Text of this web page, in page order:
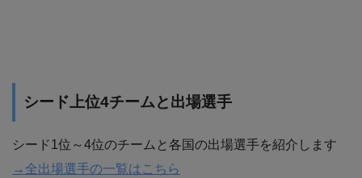
シード上位4チームと出場選手
シード1位～4位のチームと各国の出場選手を紹介します
→全出場選手の一覧はこちら